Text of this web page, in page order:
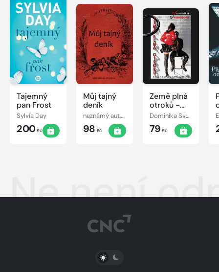
Tajemný
pan Frost
Sylvia Day
200Kč
Můj tajný
deník
neznámý autor
98 Kč
Země plná
otroků -
Pravda o
(vašich)
mužích
Dominika Svobodová
79 Kč
Ne není
PŘEPNOUT SVĚTLÝ/TMAVÝ REŽIM